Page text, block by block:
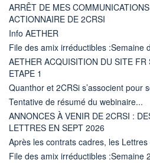
ARRÊT DE MES
ACTIONNAIRE DE 2CRSI
Info AETHER
File des amix irréductibles :Semaine
AETHER ACQUISITION DU SITE
ETAPE 1
Quanthor et 2CRSi s’associent pour
Tentative de résumé du webinaire...
ANNONCES À VENIR DE 2CRSI :
LETTRES EN SEPT 2026
Après les contrats cadres, les
File des amix irréductibles :Semaine